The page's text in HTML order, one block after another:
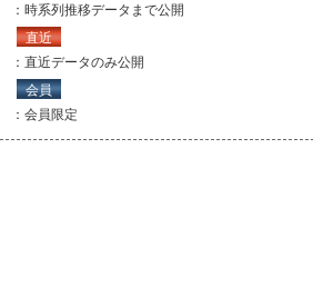
：時系列推移データまで公開
直近
：直近データのみ公開
会員
：会員限定